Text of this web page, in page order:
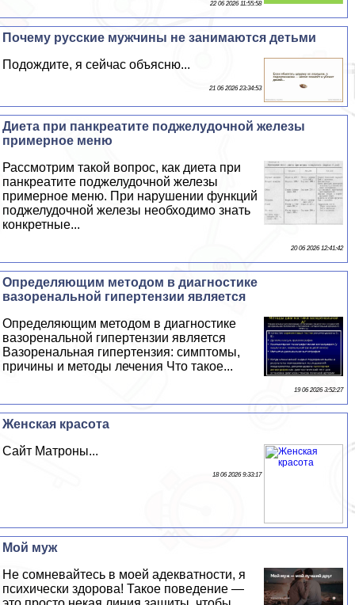
22 06 2026 11:55:58
Почему русские мужчины не занимаются детьми
Подождите, я сейчас объясню...
21 06 2026 23:34:53
Диета при панкреатите поджелудочной железы
примерное меню
Рассмотрим такой вопрос, как диета при
панкреатите поджелудочной железы
примерное меню. При нарушении функций
поджелудочной железы необходимо знать
конкретные...
20 06 2026 12:41:42
Определяющим методом в диагностике
вазоренальной гипертензии является
Определяющим методом в диагностике
вазоренальной гипертензии является
Вазоренальная гипертензия: симптомы,
причины и методы лечения Что такое...
19 06 2026 3:52:27
Женская красота
Сайт Матроны...
18 06 2026 9:33:17
Мой муж
Не сомневайтесь в моей адекватности, я
психически здорова! Такое поведение —